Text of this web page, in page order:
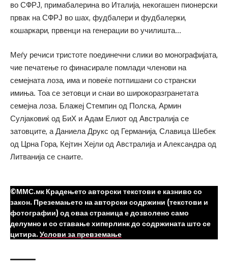
во СФРЈ, примабалерина во Италија, некогашен пионерски
првак на СФРЈ во шах, фудбалери и фудбалерки,
кошаркари, првенци на генерации во училишта…
Меѓу речиси тристоте поединечни слики во монографијата,
чие печатење го финасирале помлади членови на
семејната лоза, има и повеќе потпишани со странски
имиња. Тоа се зетовци и снаи во широкоразгранетата
семејна лоза. Блажеј Стемпин од Полска, Армин
Сулјаковиќ од БиХ и Адам Елиот од Австралија се
затовците, а Даниела Друкс од Германија, Славица Шебек
од Црна Гора, Кејтин Хејли од Австралија и Александра од
Литванија се снаите.
©ММС.мк Крадењето авторски текстови е казниво со
закон. Преземањето на авторски содржини (текстови и
фотографии) од оваа страница е дозволено само
делумно и со ставање хиперлинк до содржината што се
цитира. Услови за превземање